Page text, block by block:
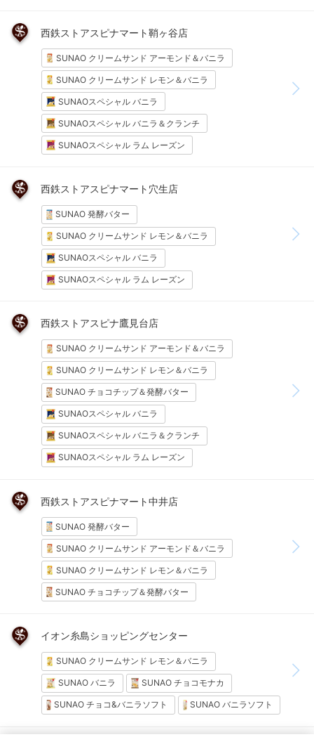
西鉄ストアスピナマート鞘ヶ谷店
SUNAO クリームサンド アーモンド＆バニラ
SUNAO クリームサンド レモン＆バニラ
SUNAOスペシャル バニラ
SUNAOスペシャル バニラ＆クランチ
SUNAOスペシャル ラム レーズン
西鉄ストアスピナマート穴生店
SUNAO 発酵バター
SUNAO クリームサンド レモン＆バニラ
SUNAOスペシャル バニラ
SUNAOスペシャル ラム レーズン
西鉄ストアスピナ鷹見台店
SUNAO クリームサンド アーモンド＆バニラ
SUNAO クリームサンド レモン＆バニラ
SUNAO チョコチップ＆発酵バター
SUNAOスペシャル バニラ
SUNAOスペシャル バニラ＆クランチ
SUNAOスペシャル ラム レーズン
西鉄ストアスピナマート中井店
SUNAO 発酵バター
SUNAO クリームサンド アーモンド＆バニラ
SUNAO クリームサンド レモン＆バニラ
SUNAO チョコチップ＆発酵バター
イオン糸島ショッピングセンター
SUNAO クリームサンド レモン＆バニラ
SUNAO バニラ SUNAO チョコモナカ
SUNAO チョコ&バニラソフト SUNAO バニラソフト